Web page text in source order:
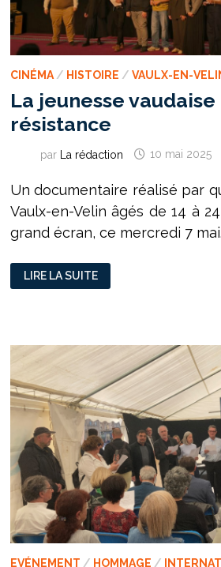
CINÉMA/ HISTOIRE / VAULX-EN-
La jeunesse
résistance
par La rédaction 10 mai 2025
Un documentaire réalisé par
Vaulx-en-Velin âgés de 14 à
grand écran, ce mercredi 7
LA
JEUNESSE
VAUDAISE
LIRE LA SUITE
EVÉNEMENT / HOMMAGE /